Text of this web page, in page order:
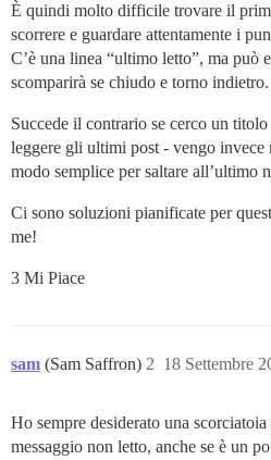
È quindi molto difficile trovare il
scorrere e guardare attentamente i
C’è una linea “ultimo letto”, ma può
scomparirà se chiudo e torno indietro.
Succede il contrario se cerco un
leggere gli ultimi post - vengo invece
modo semplice per saltare all’ultimo
Ci sono soluzioni pianificate per
me!
3 Mi Piace
sam (Sam Saffron) 18 Settembre
2
Ho sempre desiderato una
messaggio non letto, anche se è un